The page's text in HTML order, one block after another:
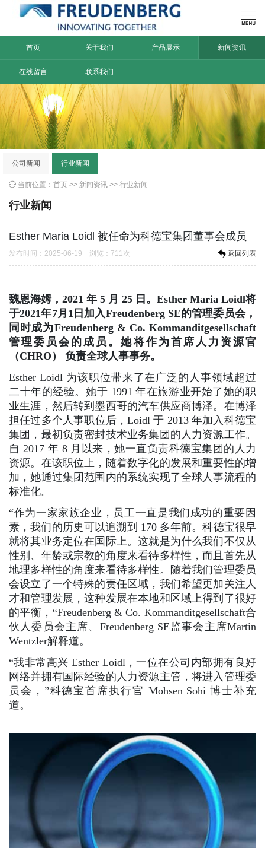

首页 关于我们 产品展示 新闻资讯
在线留言 联系我们
公司新闻 行业新闻
 当前位置： 首页 >> 新闻资讯 >> 行业新闻
行业新闻
Esther Maria Loidl 被任命为科德宝集团董事会成员
发布时间：2025-06-19 浏览：711次 返回列表
魏恩海姆，2021 年 5 月 25 日。Esther Maria Loidl将
于2021年7月1日加入Freudenberg SE的管理委员会，
同时成为Freudenberg & Co. Kommanditgesellschaft
管理委员会的成员。她将作为首席人力资源官
（CHRO） 负责全球人事事务。
Esther Loidl 为该职位带来了在广泛的人事领域超过
二十年的经验。她于 1991 年在旅游业开始了她的职
业生涯，然后转到墨西哥的汽车供应商博泽。在博泽
担任过多个人事职位后，Loidl 于 2013 年加入科德宝
集团，最初负责密封技术业务集团的人力资源工作。
自 2017 年 8 月以来，她一直负责科德宝集团的人力
资源。在该职位上，随着数字化的发展和重要性的增
加，她通过集团范围内的系统实现了全球人事流程的
标准化。
“作为一家家族企业，员工一直是我们成功的重要因
素，我们的历史可以追溯到 170 多年前。科德宝很早
就将其业务定位在国际上。这就是为什么我们不仅从
性别、年龄或宗教的角度来看待多样性，而且首先从
地理多样性的角度来看待多样性。随着我们管理委员
会设立了一个特殊的责任区域，我们希望更加关注人
才和管理发展，这种发展在本地和区域上得到了很好
的平衡，“Freudenberg & Co. Kommanditgesellschaft合
伙人委员会主席、Freudenberg SE监事会主席Martin
Wentzler解释道。
“我非常高兴 Esther Loidl，一位在公司内部拥有良好
网络并拥有国际经验的人力资源主管，将进入管理委
员会，”科德宝首席执行官 Mohsen Sohi 博士补充
道。